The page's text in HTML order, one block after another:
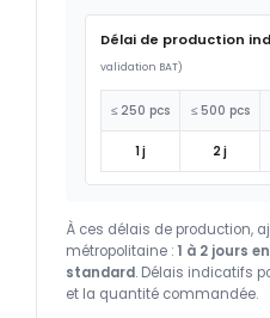
Délai de production
validation BAT)
≤ 250 pcs ≤ 500 pcs
1 j 2 j
À ces délais de production,
métropolitaine : 1 à 2 jours
standard. Délais indicatifs
et la quantité commandée.